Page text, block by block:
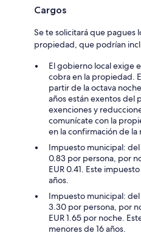
Cargos
Se te solicitará que pagues
propiedad, que podrían
El gobierno local exige
cobra en la propiedad.
partir de la octava
años están exentos del
exenciones y
comunícate con la
en la confirmación de la
Impuesto municipal:
0.83 por persona, por
EUR 0.41. Este
años.
Impuesto municipal: del
3.30 por persona, por
EUR 1.65 por noche.
menores de 16 años.